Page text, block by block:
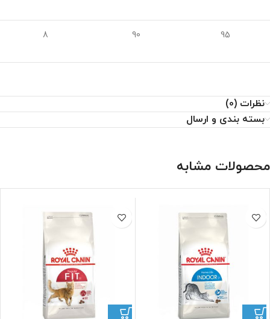
95
90
8
نظرات (0)
بسته بندی و ارسال
محصولات مشابه